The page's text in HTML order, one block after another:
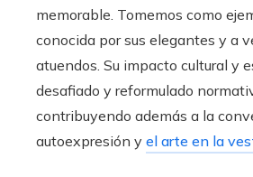
memorable. Tomemos como
conocida por sus elegantes y a
atuendos. Su impacto cultural y
desafiado y reformulado
contribuyendo además a la
autoexpresión y el arte en la